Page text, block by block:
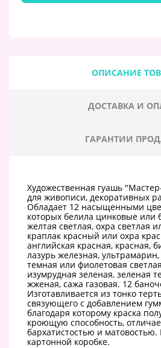
ОПИСАНИЕ
ДОСТАВКА И
ГАРАНТИИ
Художественная гуашь
для живописи, декоративных
Обладает 12 насыщенными
которых белила цинковые или
желтая светлая, охра светлая
краплак красный или охра
английская красная, красная,
лазурь железная,
темная или фиолетовая
изумрудная зеленая, зеленая
жженая, сажа газовая. 12
Изготавливается из тонко
связующего с добавлением
благодаря которому краска
кроющую способность,
бархатистостью и матовостью.
картонной коробке.